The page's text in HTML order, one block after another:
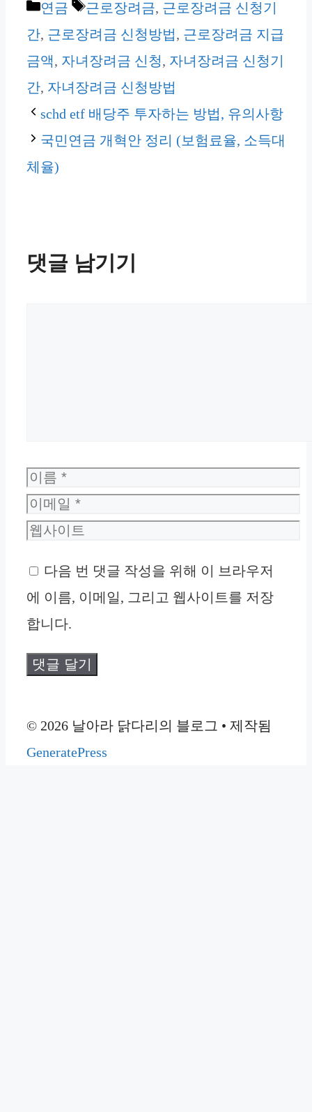
카
테
고
리
연금
태
그
근로장려금, 근로장려금 신청기
간, 근로장려금 신청방법, 근로장려금 지급
금액, 자녀장려금 신청, 자녀장려금 신청기
간, 자녀장려금 신청방법
schd etf 배당주 투자하는 방법, 유의사항
국민연금 개혁안 정리 (보험료율, 소득대
체율)
댓글 남기기
이
름
이
메
웹
트
다음 번 댓글 작성을 위해 이 브라우저
에 이름, 이메일, 그리고 웹사이트를 저장
합니다.
© 2026 날아라 닭다리의 블로그 • 제작됨
GeneratePress